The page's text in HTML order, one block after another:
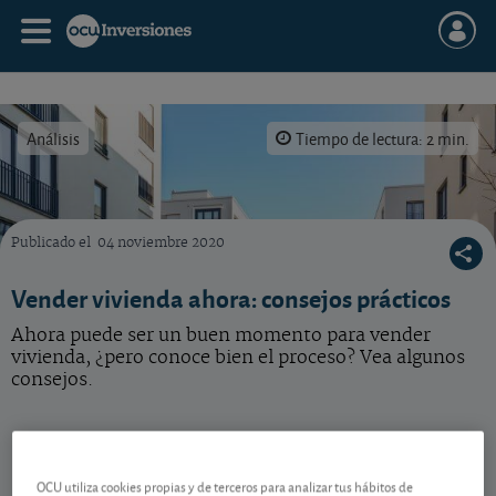
Análisis Tiempo de lectura: 2 min.
Vender una vivienda es una operación compleja. Sepa qué debe tener en cuenta.
Publicado el 04 noviembre 2020
Vender vivienda ahora: consejos prácticos
Ahora puede ser un buen momento para vender
vivienda, ¿pero conoce bien el proceso? Vea algunos
consejos.
Si está valorando vender una vivienda, este podría
OCU utiliza cookies propias y de terceros para analizar tus hábitos de